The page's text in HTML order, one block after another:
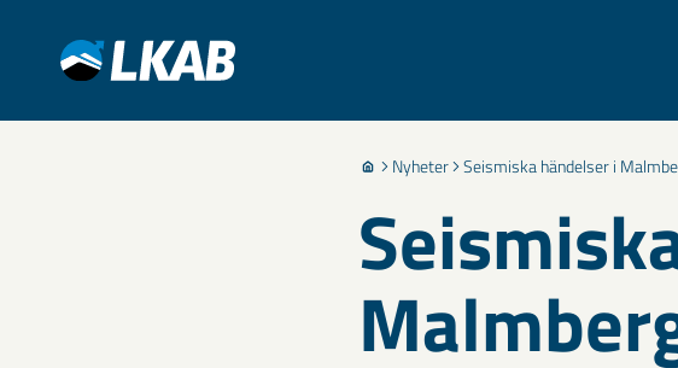
Nyheter Seismiska händelser i